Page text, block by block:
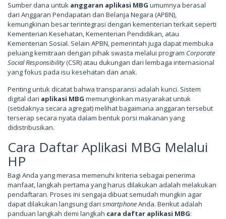
Sumber dana untuk anggaran aplikasi MBG umumnya berasal
dari Anggaran Pendapatan dan Belanja Negara (APBN),
kemungkinan besar terintegrasi dengan kementerian terkait seperti
Kementerian Kesehatan, Kementerian Pendidikan, atau
Kementerian Sosial. Selain APBN, pemerintah juga dapat membuka
peluang kemitraan dengan pihak swasta melalui program Corporate
Social Responsibility(CSR) atau dukungan dari lembaga internasional
yang fokus pada isu kesehatan dan anak.
Penting untuk dicatat bahwa transparansi adalah kunci. Sistem
digital dari aplikasi MBG memungkinkan masyarakat untuk
(setidaknya secara agregat) melihat bagaimana anggaran tersebut
terserap secara nyata dalam bentuk porsi makanan yang
didistribusikan.
Cara Daftar Aplikasi MBG Melalui
HP
Bagi Anda yang merasa memenuhi kriteria sebagai penerima
manfaat, langkah pertama yang harus dilakukan adalah melakukan
pendaftaran. Proses ini sengaja dibuat semudah mungkin agar
dapat dilakukan langsung dari smartphoneAnda. Berikut adalah
panduan langkah demi langkah cara daftar aplikasi MBG: